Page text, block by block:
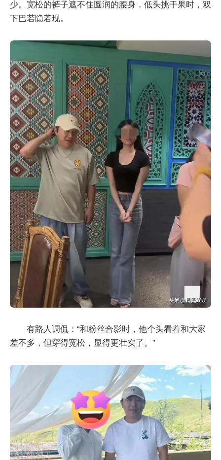
少。宽松的裤子遮不住圆润的腰身，低头挑干果时，双
下巴若隐若现。
有路人调侃：“和粉丝合影时，他个头看着和大家
差不多，但穿得宽松，显得更壮实了。”